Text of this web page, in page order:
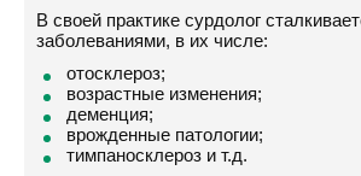
В своей практике сурдолог
заболеваниями, в их числе:
отосклероз;
возрастные изменения;
деменция;
врожденные патологии;
тимпаносклероз и т.д.